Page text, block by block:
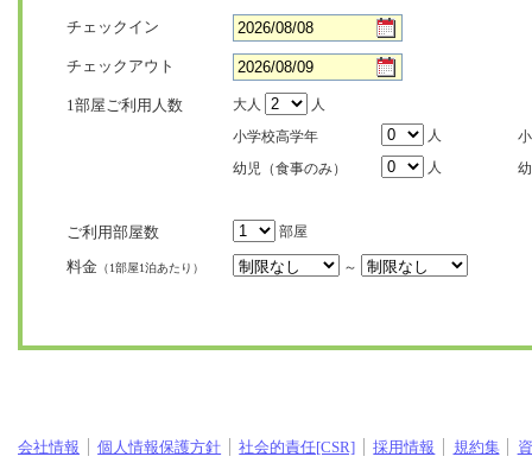
チェックイン
チェックアウト
1部屋ご利用人数 大人
人
小学校高学年
人
幼児（食事のみ）
人
ご利用部屋数 部屋
料金 （1部屋1泊あたり） ～
会社情報 個人情報保護方針 社会的責任[CSR] 採用情報 規約集